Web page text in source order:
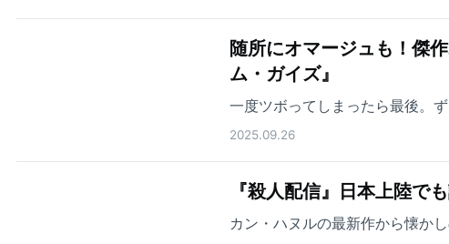
随所にオマージュも！傑
ム・ガイズ』
一度ツボってしまったら最後。
2025.09.26
『殺人配信』日本上陸で
カン・ハヌルの最新作から懐か